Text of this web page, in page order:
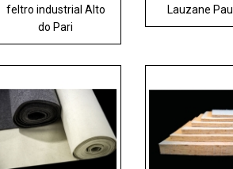
feltro industrial Alto
do Pari
Lauzane